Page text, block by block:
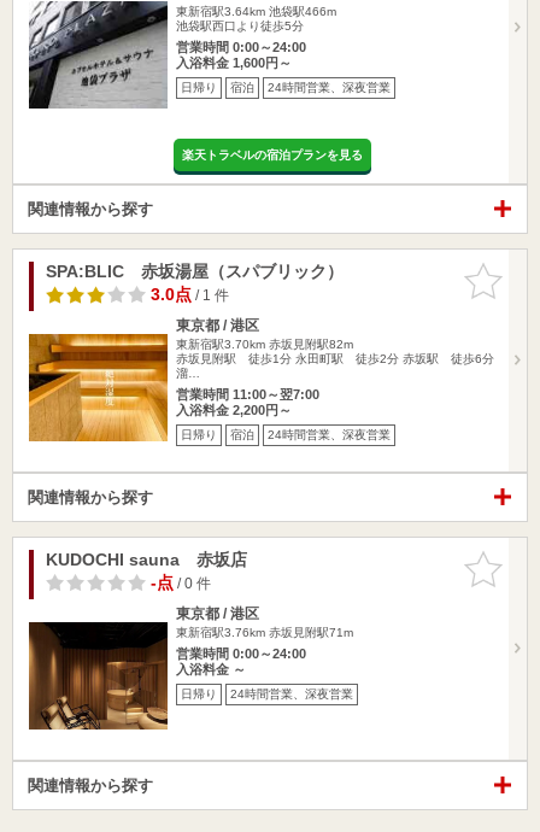
東新宿駅3.64km 池袋駅466m
池袋駅西口より徒歩5分
営業時間 0:00～24:00
入浴料金 1,600円～
日帰り 宿泊 24時間営業、深夜営業
楽天トラベルの宿泊プランを見る
関連情報から探す
お気に入
りに追加
SPA:BLIC 赤坂湯屋（スパブリック）
3.0点/ 1 件
東京都 / 港区
東新宿駅3.70km 赤坂見附駅82m
赤坂見附駅 徒歩1分 永田町駅 徒歩2分 赤坂駅 徒歩6分
溜…
営業時間 11:00～翌7:00
入浴料金 2,200円～
日帰り 宿泊 24時間営業、深夜営業
関連情報から探す
お気に入
りに追加
KUDOCHI sauna 赤坂店
-点/ 0 件
東京都 / 港区
東新宿駅3.76km 赤坂見附駅71m
営業時間 0:00～24:00
入浴料金 ～
日帰り 24時間営業、深夜営業
関連情報から探す